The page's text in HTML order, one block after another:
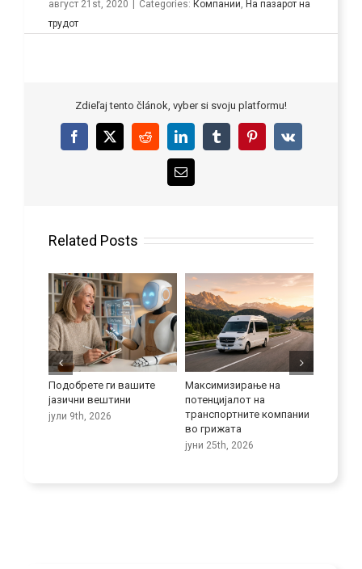
август 21st, 2020 Categories: Компании, На пазарот на
трудот
Zdieľaj tento článok, vyber si svoju platformu!
Facebook
X RedditLinkedInTumblrPinterest
Vk
Email
Related Posts
Подобрете ги вашите
јазични вештини
јули 9th, 2026
Максимизирање на
потенцијалот на
транспортните компании
во грижата
јуни 25th, 2026